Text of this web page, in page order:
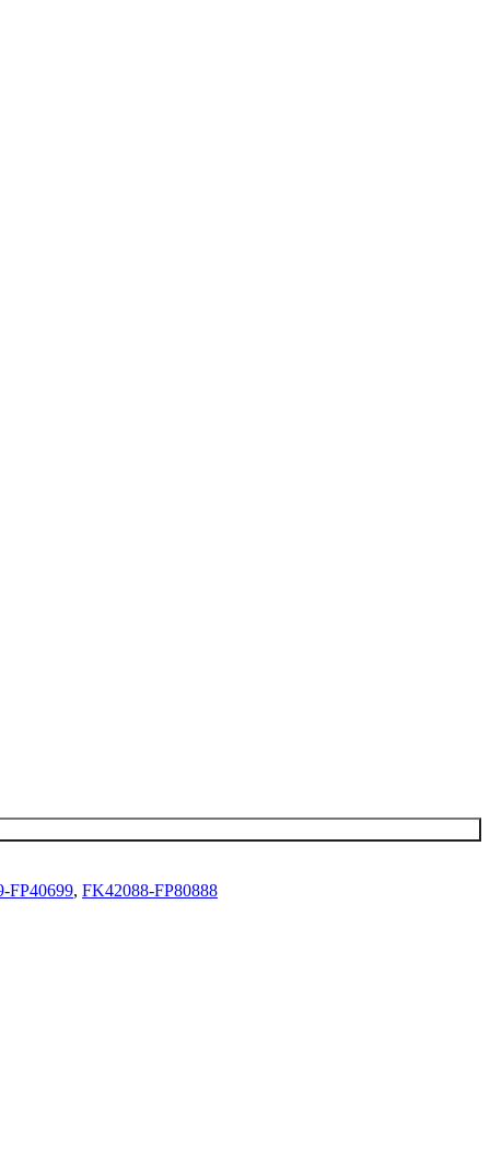
FP40699, FK42088-FP80888